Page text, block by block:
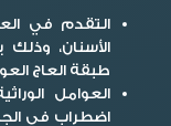
التقدم في
الأسنان،
طبقة العاج
العوامل
اضطراب في